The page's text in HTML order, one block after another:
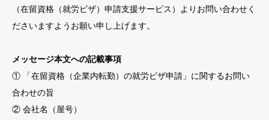
（在留資格（就労ビザ）申請支援サービス）よりお問い合わせく
ださいますようお願い申し上げます。
メッセージ本文への記載事項
① 「在留資格（企業内転勤）の就労ビザ申請」に関するお問い
合わせの旨
② 会社名（屋号）